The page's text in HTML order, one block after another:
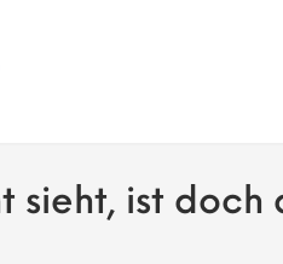
sieht, ist doch